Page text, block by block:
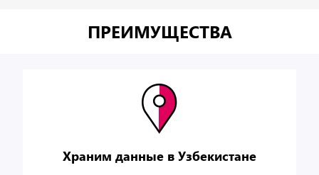
ПРЕИМУЩЕСТВА
Храним данные в Узбекистане